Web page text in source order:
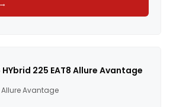
225 EAT8 Allure Avantage
Allure Avantage